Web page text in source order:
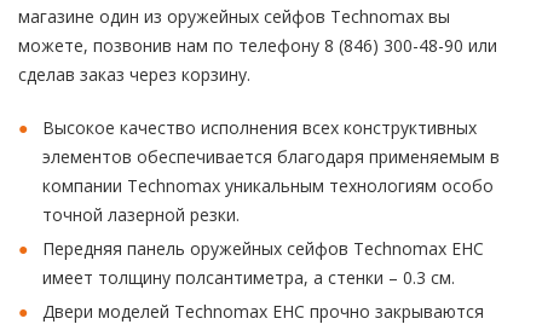
магазине один из оружейных сейфов Technomax вы
можете, позвонив нам по телефону 8 (846) 300-48-90 или
сделав заказ через корзину.
Высокое качество исполнения всех конструктивных
элементов обеспечивается благодаря применяемым в
компании Technomax уникальным технологиям особо
точной лазерной резки.
Передняя панель оружейных сейфов Technomax EHC
имеет толщину полсантиметра, а стенки – 0.3 см.
Двери моделей Technomax EHC прочно закрываются